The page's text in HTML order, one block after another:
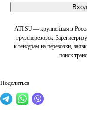
Вход
ATI.SU — крупнейшая в
грузоперевозок.
к тендерам на перевозки,
поиск
Поделиться